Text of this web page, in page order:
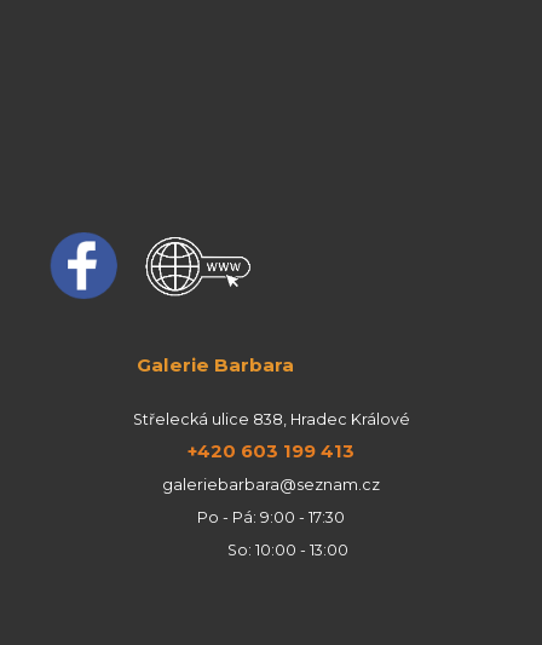
Galerie Barbara
Střelecká ulice 838, Hradec Králové
+420 603 199 413
galeriebarbara@seznam.cz
Po - Pá: 9:00 - 17:30
So: 10:00 - 13:00